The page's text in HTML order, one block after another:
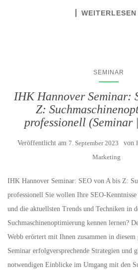
WEITERLESEN
SEMINAR
IHK Hannover Seminar:
Z:
professionell (Seminar
Veröffentlicht am 7. September 2023 von
Marketing
IHK Hannover Seminar: SEO von A bis Z:
professionell Sie wollen Ihre SEO-
und die aktuellsten Trends und Techniken in
Suchmaschinenoptimierung kennen lernen?
Webb erörtert mit Ihnen zusammen in diesem
Seminar erfolgversprechende Strategien und
notwendigen Einblicke im Umgang mit den